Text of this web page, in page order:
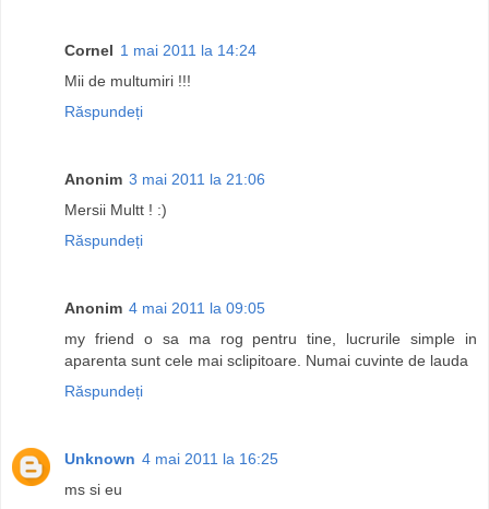
Cornel 1 mai 2011 la 14:24
Mii de multumiri !!!
Răspundeți
Anonim 3 mai 2011 la 21:06
Mersii Multt ! :)
Răspundeți
Anonim 4 mai 2011 la 09:05
my friend o sa ma rog pentru tine, lucrurile simple in
aparenta sunt cele mai sclipitoare. Numai cuvinte de lauda
Răspundeți
Unknown 4 mai 2011 la 16:25
ms si eu